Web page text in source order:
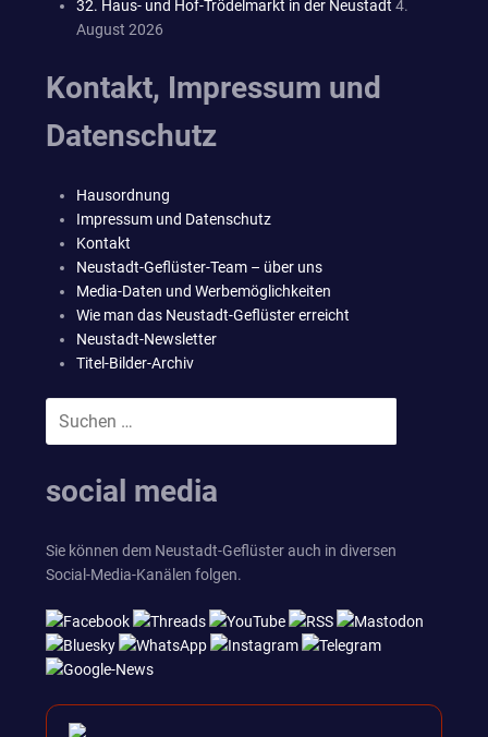
32. Haus- und Hof-Trödelmarkt in der Neustadt 4.
August 2026
Kontakt, Impressum und
Datenschutz
Hausordnung
Impressum und Datenschutz
Kontakt
Neustadt-Geflüster-Team – über uns
Media-Daten und Werbemöglichkeiten
Wie man das Neustadt-Geflüster erreicht
Neustadt-Newsletter
Titel-Bilder-Archiv
social media
Sie können dem Neustadt-Geflüster auch in diversen
Social-Media-Kanälen folgen.